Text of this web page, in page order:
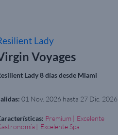
Lady
Voyages
Lady 8 días desde Miami
01 Nov. 2026 hasta 27 Dic. 2026
Premium
Excelente
Excelente Spa